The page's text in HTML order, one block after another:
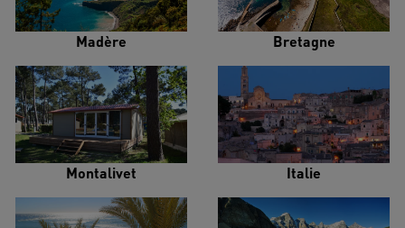
Madère Bretagne
Montalivet Italie